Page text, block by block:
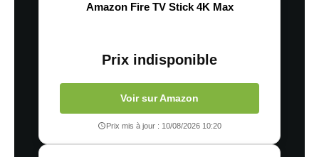
Amazon Fire TV Stick 4K Max
Prix indisponible
Voir sur Amazon
Prix mis à jour : 10/08/2026 10:20